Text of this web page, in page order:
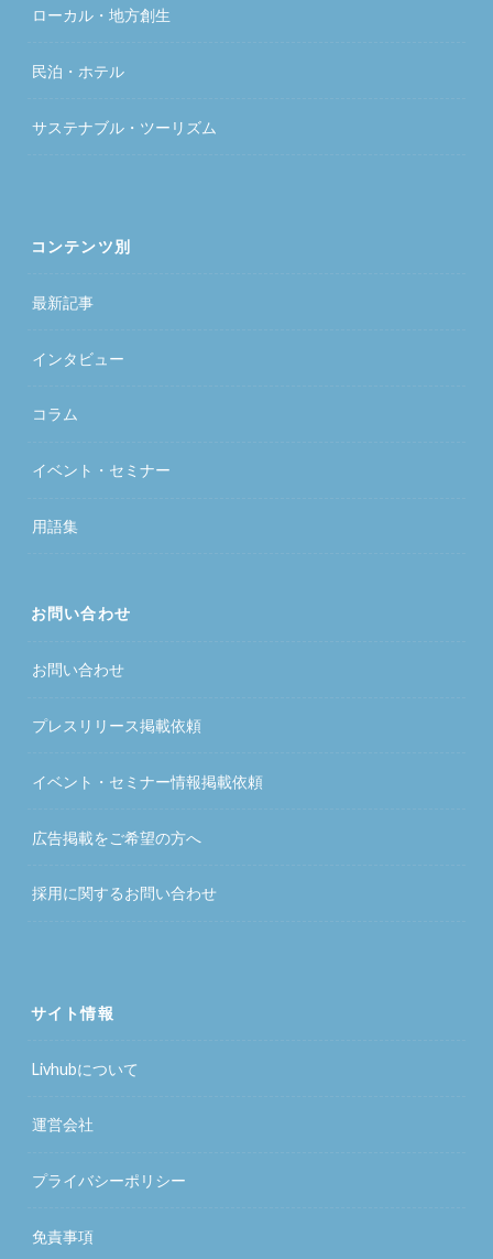
ローカル・地方創生
民泊・ホテル
サステナブル・ツーリズム
コンテンツ別
最新記事
インタビュー
コラム
イベント・セミナー
用語集
お問い合わせ
お問い合わせ
プレスリリース掲載依頼
イベント・セミナー情報掲載依頼
広告掲載をご希望の方へ
採用に関するお問い合わせ
サイト情報
Livhubについて
運営会社
プライバシーポリシー
免責事項